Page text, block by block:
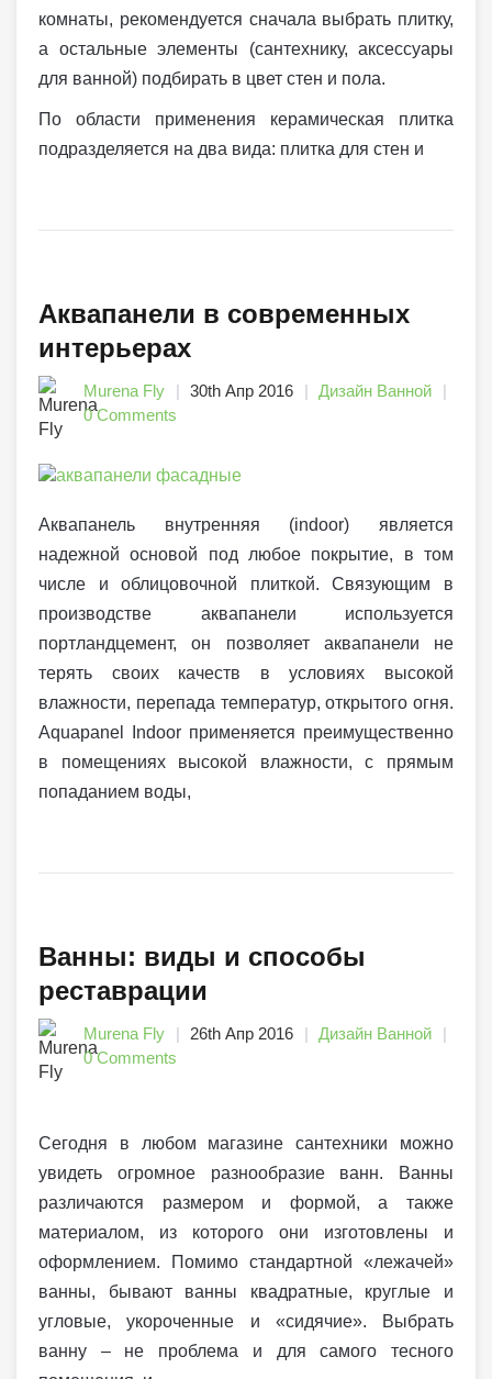
комнаты, рекомендуется сначала выбрать плитку,
а остальные элементы (сантехнику, аксессуары
для ванной) подбирать в цвет стен и пола.
По области применения керамическая плитка
подразделяется на два вида: плитка для стен и
Аквапанели в современных
интерьерах
Murena Fly 30th Апр 2016
Дизайн Ванной
0 Comments
Аквапанель внутренняя (indoor) является
надежной основой под любое покрытие, в том
числе и облицовочной плиткой. Связующим в
производстве аквапанели используется
портландцемент, он позволяет аквапанели не
терять своих качеств в условиях высокой
влажности, перепада температур, открытого огня.
Aquapanel Indoor применяется преимущественно
в помещениях высокой влажности, с прямым
попаданием воды,
Ванны: виды и способы
реставрации
Murena Fly 26th Апр 2016
Дизайн Ванной
0 Comments
Сегодня в любом магазине сантехники можно
увидеть огромное разнообразие ванн. Ванны
различаются размером и формой, а также
материалом, из которого они изготовлены и
оформлением. Помимо стандартной «лежачей»
ванны, бывают ванны квадратные, круглые и
угловые, укороченные и «сидячие». Выбрать
ванну – не проблема и для самого тесного